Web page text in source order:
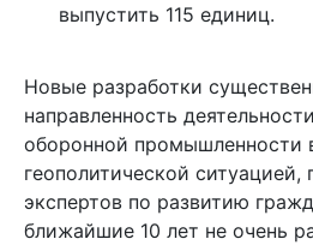
выпустить 115 единиц.
Новые разработки
направленность
оборонной промышленности
геополитической ситуацией,
экспертов по развитию
ближайшие 10 лет не очень